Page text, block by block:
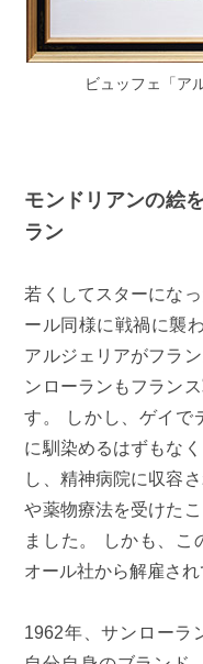
ビュッフェ「ア
モンドリアンの絵
ラン
若くしてスターにな
ール同様に戦禍に襲
アルジェリアがフラ
ンローランもフラン
す。 しかし、ゲイで
に馴染めるはずもな
し、精神病院に収容
や薬物療法を受けた
ました。 しかも、こ
オール社から解雇され
1962年、サンローラ